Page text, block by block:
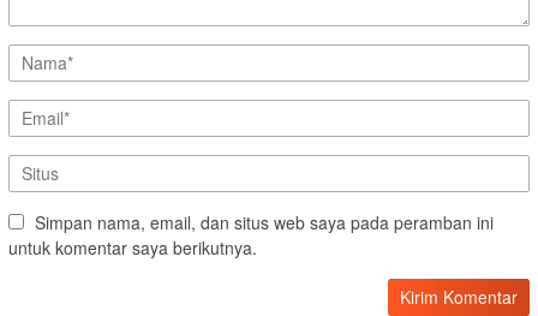
Simpan nama, email, dan situs web saya pada peramban ini
untuk komentar saya berikutnya.